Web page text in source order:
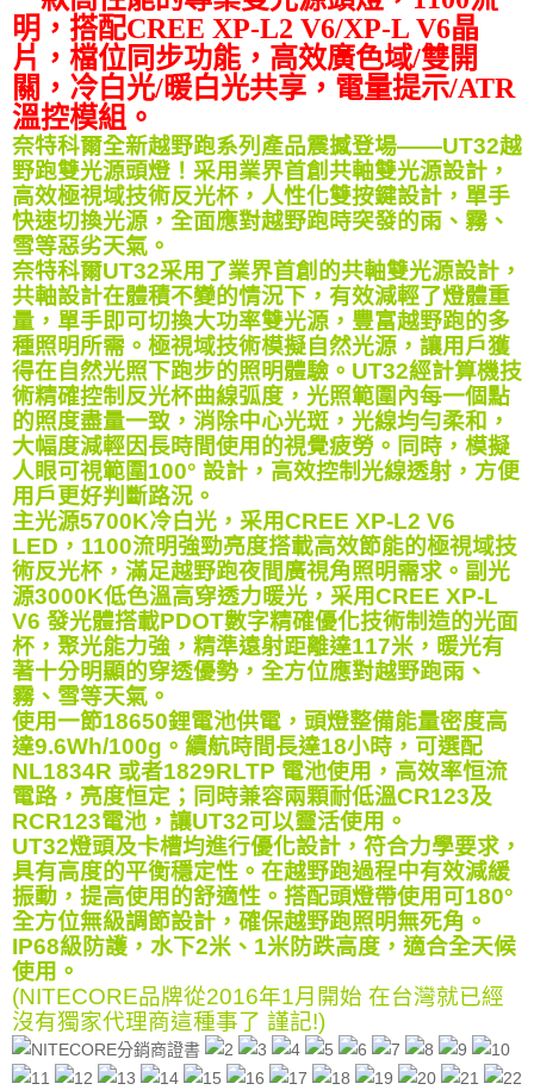
明，搭配CREE XP-L2 V6/XP-L V6晶
片，檔位同步功能，高效廣色域/雙開
關 ， 冷白光/暖白光共享 ， 電量提示/ATR
溫控模組 。
奈特科爾全新越野跑系列產品震撼登場——UT32越
野跑雙光源頭燈！采用業界首創共軸雙光源設計，
高效極視域技術反光杯，人性化雙按鍵設計，單手
快速切換光源，全面應對越野跑時突發的雨、霧、
雪等惡劣天氣。
奈特科爾UT32采用了業界首創的共軸雙光源設計，
共軸設計在體積不變的情況下，有效減輕了燈體重
量，單手即可切換大功率雙光源，豐富越野跑的多
種照明所需。極視域技術模擬自然光源，讓用戶獲
得在自然光照下跑步的照明體驗。UT32經計算機技
術精確控制反光杯曲線弧度，光照範圍內每一個點
的照度盡量一致，消除中心光斑，光線均勻柔和，
大幅度減輕因長時間使用的視覺疲勞。同時，模擬
人眼可視範圍100° 設計，高效控制光線透射，方便
用戶更好判斷路況。
主光源5700K冷白光，采用CREE XP-L2 V6
LED，1100流明強勁亮度搭載高效節能的極視域技
術反光杯，滿足越野跑夜間廣視角照明需求。副光
源3000K低色溫高穿透力暖光，采用CREE XP-L
V6 發光體搭載PDOT數字精確優化技術制造的光面
杯，聚光能力強，精準遠射距離達117米，暖光有
著十分明顯的穿透優勢，全方位應對越野跑雨、
霧、雪等天氣。
使用一節18650鋰電池供電，頭燈整備能量密度高
達9.6Wh/100g。續航時間長達18小時，可選配
NL1834R 或者1829RLTP 電池使用，高效率恒流
電路，亮度恒定；同時兼容兩顆耐低溫CR123及
RCR123電池，讓UT32可以靈活使用。
UT32燈頭及卡槽均進行優化設計，符合力學要求，
具有高度的平衡穩定性。在越野跑過程中有效減緩
振動，提高使用的舒適性。搭配頭燈帶使用可180°
全方位無級調節設計，確保越野跑照明無死角。
IP68級防護，水下2米、1米防跌高度，適合全天候
使用。
(NITECORE品牌從2016年1月開始 在台灣就已經
沒有獨家代理商這種事了 謹記!)